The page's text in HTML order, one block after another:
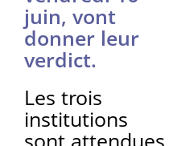
juin, vont
donner leur
verdict.
Les trois
institutions
sont attendues